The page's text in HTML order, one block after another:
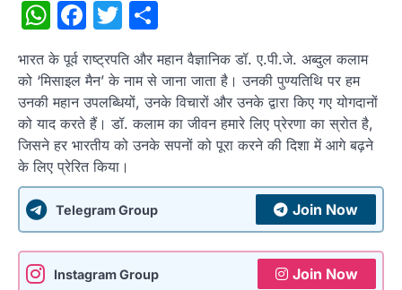
WhatsApp
Facebook
Twitter
भारत के पूर्व राष्ट्रपति और महान वैज्ञानिक डॉ. ए.पी.जे. अब्दुल कलाम
को ‘मिसाइल मैन’ के नाम से जाना जाता है। उनकी पुण्यतिथि पर हम
उनकी महान उपलब्धियों, उनके विचारों और उनके द्वारा किए गए योगदानों
को याद करते हैं। डॉ. कलाम का जीवन हमारे लिए प्रेरणा का स्रोत है,
जिसने हर भारतीय को उनके सपनों को पूरा करने की दिशा में आगे बढ़ने
के लिए प्रेरित किया।
Telegram Group Join Now
Instagram Group Join Now